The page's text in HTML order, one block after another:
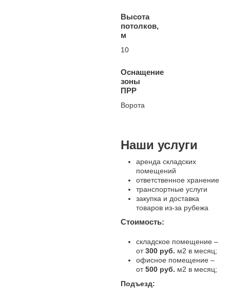
Высота
потолков,
м
10
Оснащение
зоны
ПРР
Ворота
Наши услуги
аренда складских
помещений
ответственное хранение
транспортные услуги
закупка и доставка
товаров из-за рубежа
Стоимость:
складское помещение –
от300 руб. м2 в месяц;
офисное помещение –
от500 руб. м2 в месяц;
Подъезд: